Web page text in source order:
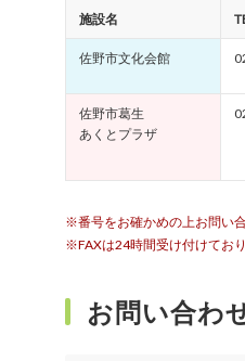
施設名
佐野市文化会館
佐野市葛生
あくとプラザ
※番号をお確かめの上お問い合
※FAXは24時間受け付けてお
お問い合わ